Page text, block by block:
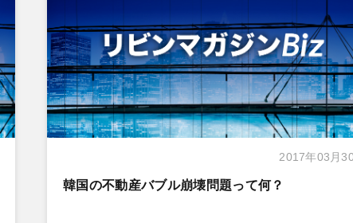
2017年03月
韓国の不動産バブル崩壊問題って何？